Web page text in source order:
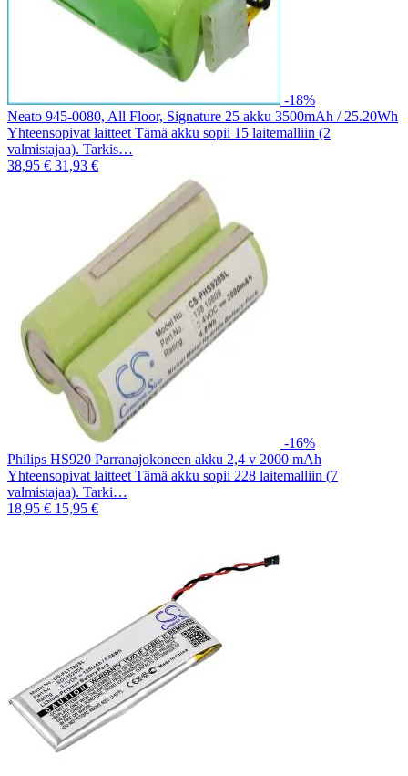
-18%
Neato 945-0080, All Floor, Signature 25 akku 3500mAh / 25.20Wh
Yhteensopivat laitteet Tämä akku sopii 15 laitemalliin (2
valmistajaa). Tarkis…
38,95 € 31,93 €
-16%
Philips HS920 Parranajokoneen akku 2,4 v 2000 mAh
Yhteensopivat laitteet Tämä akku sopii 228 laitemalliin (7
valmistajaa). Tarki…
18,95 € 15,95 €